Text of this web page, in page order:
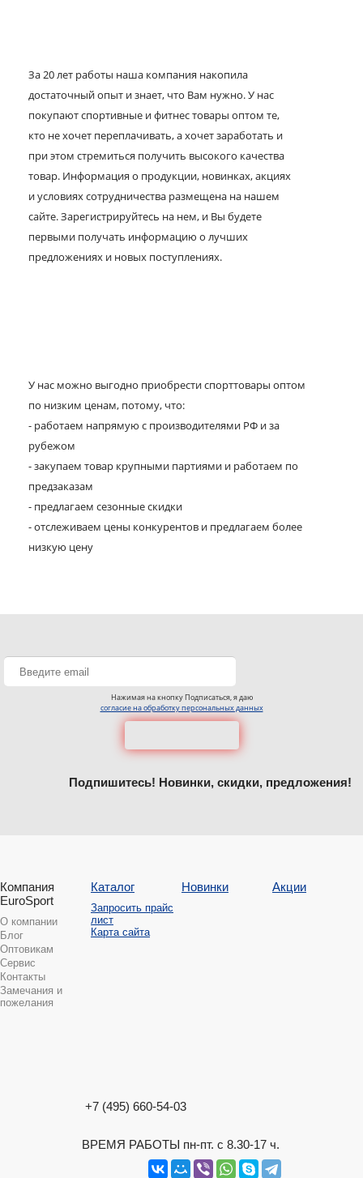
За 20 лет работы наша компания накопила
достаточный опыт и знает, что Вам нужно. У нас
покупают спортивные и фитнес товары оптом те,
кто не хочет переплачивать, а хочет заработать и
при этом стремиться получить высокого качества
товар. Информация о продукции, новинках, акциях
и условиях сотрудничества размещена на нашем
сайте. Зарегистрируйтесь на нем, и Вы будете
первыми получать информацию о лучших
предложениях и новых поступлениях.
У нас можно выгодно приобрести спорттовары оптом
по низким ценам, потому, что:
- работаем напрямую с производителями РФ и за
рубежом
- закупаем товар крупными партиями и работаем по
предзаказам
- предлагаем сезонные скидки
- отслеживаем цены конкурентов и предлагаем более
низкую цену
Нажимая на кнопку Подписаться, я даю
согласие на обработку персональных данных
Подпишитесь! Новинки, скидки, предложения!
Компания
EuroSport
О компании
Блог
Оптовикам
Сервис
Контакты
Замечания и
пожелания
Каталог
Запросить прайс
лист
Карта сайта
Новинки Акции
+7 (495) 660-54-03
ВРЕМЯ РАБОТЫ пн-пт. с 8.30-17 ч.